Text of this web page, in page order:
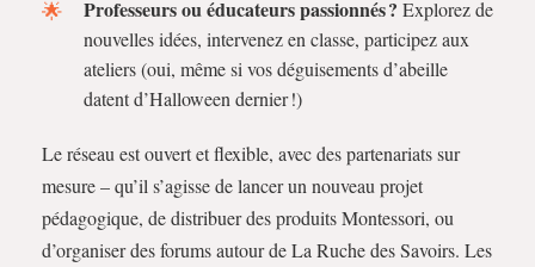
Professeurs ou éducateurs passionnés ? Explorez de
nouvelles idées, intervenez en classe, participez aux
ateliers (oui, même si vos déguisements d’abeille
datent d’Halloween dernier !)
Le réseau est ouvert et flexible, avec des partenariats sur
mesure – qu’il s’agisse de lancer un nouveau projet
pédagogique, de distribuer des produits Montessori, ou
d’organiser des forums autour de La Ruche des Savoirs. Les